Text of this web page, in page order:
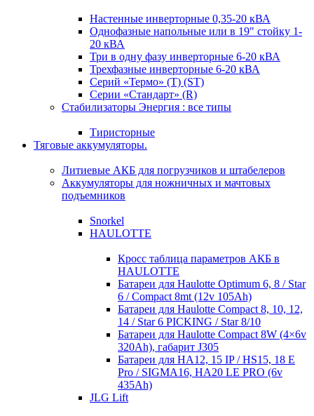
Настенные инверторные 0,35-20 кВА
Однофазные напольные или в 19" стойку 1-
20 кВА
Три в одну фазу инверторные 6-20 кВА
Трехфазные инверторные 6-20 кВА
Серий «Термо» (T) (ST)
Серии «Стандарт» (R)
Стабилизаторы Энергия : все типы
Тиристорные
Тяговые аккумуляторы.
Литиевые АКБ для погрузчиков и штабелеров
Аккумуляторы для ножничных и мачтовых
подъемников
Snorkel
HAULOTTE
Кросc таблица параметров АКБ в
HAULOTTE
Батареи для Haulotte Optimum 6, 8 / Star
6 / Compact 8mt (12v 105Ah)
Батареи для Haulotte Compact 8, 10, 12,
14 / Star 6 PICKING / Star 8/10
Батареи для Haulotte Compact 8W (4×6v
320Ah), габарит J305
Батареи для HA12, 15 IP / HS15, 18 E
Pro / SIGMA16, HA20 LE PRO (6v
435Ah)
JLG Lift